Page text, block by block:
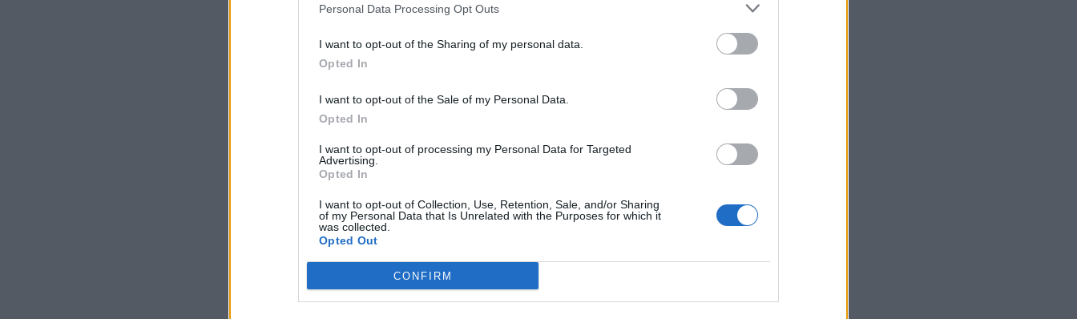
Personal Data Processing Opt Outs
I want to opt-out of the Sharing of my personal data.
Opted In
I want to opt-out of the Sale of my Personal Data.
Opted In
I want to opt-out of processing my Personal Data for Targeted
Advertising.
Opted In
I want to opt-out of Collection, Use, Retention, Sale, and/or Sharing
of my Personal Data that Is Unrelated with the Purposes for which it
was collected.
Opted Out
CONFIRM
Andreas
Börje R P Carlsson
Dick Sundevall
Ebba Busch
Jimmie Åkesson Kokainmålet
LagarMichael Pålsson
Mordförsök Nilsson-Larancuent